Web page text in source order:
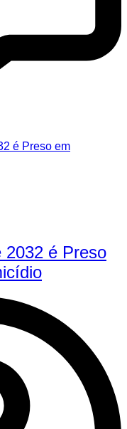
2032 é Preso